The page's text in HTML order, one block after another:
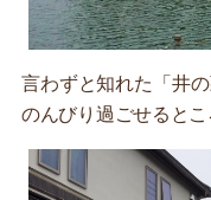
言わずと知れた「井
のんびり過ごせるとこ